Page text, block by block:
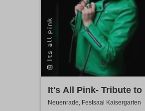
It's All Pink- Tribute to
Headliner Tour 2026
Neuenrade, Festsaal Kaisergarten